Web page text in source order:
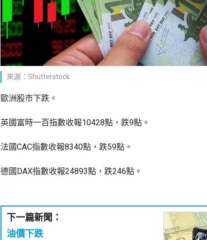
來源：Shutterstock
歐洲股市下跌。
英國富時一百指數收報10428點，跌9點。
法國CAC指數收報8340點，跌59點。
德國DAX指數收報24893點，跌246點。
下一篇新聞：
油價下跌